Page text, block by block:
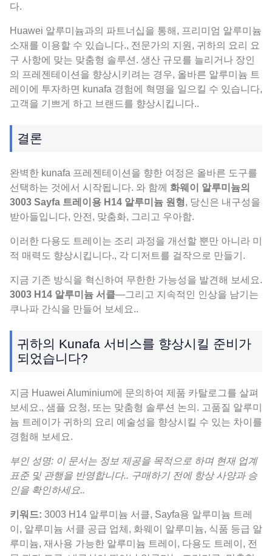
다.
Huawei 알루미늄과의 파트너십을 통해, 프리미엄 알루미늄
소재를 이용할 수 있습니다., 전문가의 지원, 귀하의 요리 요
구 사항에 맞는 맞춤형 솔루션. 생산 규모를 늘리거나 장인
의 프레젠테이션을 향상시키려는 경우, 올바른 알루미늄 트
레이에 투자하면 kunafa 경험에 혁명을 일으킬 수 있습니다,
고객을 기쁘게 하고 브랜드를 향상시킵니다..
결론
완벽한 kunafa 프레젠테이션을 향한 여정은 올바른 도구를
선택하는 것에서 시작됩니다. 와 함께 화웨이 알루미늄의
3003 Sayfa 트레이용 H14 알루미늄 원형, 당신은 내구성을
받아들입니다, 안전, 맞춤화, 그리고 우아함.
이러한 다용도 트레이는 조리 과정을 개선할 뿐만 아니라 미
적 매력도 향상시킵니다., 각 디저트를 걸작으로 만들기.
지금 기존 방식을 혁신하여 무한한 가능성을 발견해 보세요.
3003 H14 알루미늄 서클—그리고 지속적인 인상을 남기는
쿠나파 간식을 만들어 보세요..
귀하의 Kunafa 서비스를 향상시킬 준비가
되었습니다?
지금 Huawei Aluminium에 문의하여 제품 카탈로그를 살펴
보세요., 샘플 요청, 또는 맞춤형 솔루션 논의. 고품질 알루미
늄 트레이가 귀하의 요리 예술성을 향상시킬 수 있는 차이를
경험해 보세요.
부인 성명: 이 문서는 정보 제공을 목적으로 하며 현재 업계
표준 및 관행을 반영합니다.. 구매하기 전에 항상 사양과 승
인을 확인하세요..
키워드: 3003 H14 알루미늄 서클, Sayfa용 알루미늄 트레
이, 알루미늄 서클 공급 업체, 화웨이 알루미늄, 식품 등급 알
루미늄, 재사용 가능한 알루미늄 트레이, 다용도 트레이, 전